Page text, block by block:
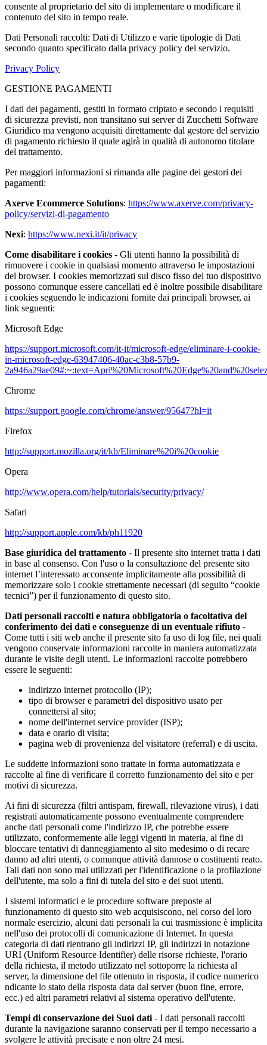
consente al proprietario del sito di implementare o modificare il
contenuto del sito in tempo reale.
Dati Personali raccolti: Dati di Utilizzo e varie tipologie di Dati
secondo quanto specificato dalla privacy policy del servizio.
Privacy Policy
GESTIONE PAGAMENTI
I dati dei pagamenti, gestiti in formato criptato e secondo i requisiti
di sicurezza previsti, non transitano sui server di Zucchetti Software
Giuridico ma vengono acquisiti direttamente dal gestore del servizio
di pagamento richiesto il quale agirà in qualità di autonomo titolare
del trattamento.
Per maggiori informazioni si rimanda alle pagine dei gestori dei
pagamenti:
Axerve Ecommerce Solutions: https://www.axerve.com/privacy-
policy/servizi-di-pagamento
Nexi: https://www.nexi.it/it/privacy
Come disabilitare i cookies - Gli utenti hanno la possibilità di
rimuovere i cookie in qualsiasi momento attraverso le impostazioni
del browser. I cookies memorizzati sul disco fisso del tuo dispositivo
possono comunque essere cancellati ed è inoltre possibile disabilitare
i cookies seguendo le indicazioni fornite dai principali browser, ai
link seguenti:
Microsoft Edge
https://support.microsoft.com/it-it/microsoft-edge/eliminare-i-cookie-
in-microsoft-edge-63947406-40ac-c3b8-57b9-
Chrome
https://support.google.com/chrome/answer/95647?hl=it
Firefox
http://support.mozilla.org/it/kb/Eliminare%20i%20cookie
Opera
http://www.opera.com/help/tutorials/security/privacy/
Safari
http://support.apple.com/kb/ph11920
Base giuridica del trattamento - Il presente sito internet tratta i dati
in base al consenso. Con l'uso o la consultazione del presente sito
internet l’interessato acconsente implicitamente alla possibilità di
memorizzare solo i cookie strettamente necessari (di seguito “cookie
tecnici”) per il funzionamento di questo sito.
Dati personali raccolti e natura obbligatoria o facoltativa del
conferimento dei dati e conseguenze di un eventuale rifiuto -
Come tutti i siti web anche il presente sito fa uso di log file, nei quali
vengono conservate informazioni raccolte in maniera automatizzata
durante le visite degli utenti. Le informazioni raccolte potrebbero
essere le seguenti:
indirizzo internet protocollo (IP);
tipo di browser e parametri del dispositivo usato per
connettersi al sito;
nome dell'internet service provider (ISP);
data e orario di visita;
pagina web di provenienza del visitatore (referral) e di uscita.
Le suddette informazioni sono trattate in forma automatizzata e
raccolte al fine di verificare il corretto funzionamento del sito e per
motivi di sicurezza.
Ai fini di sicurezza (filtri antispam, firewall, rilevazione virus), i dati
registrati automaticamente possono eventualmente comprendere
anche dati personali come l'indirizzo IP, che potrebbe essere
utilizzato, conformemente alle leggi vigenti in materia, al fine di
bloccare tentativi di danneggiamento al sito medesimo o di recare
danno ad altri utenti, o comunque attività dannose o costituenti reato.
Tali dati non sono mai utilizzati per l'identificazione o la profilazione
dell'utente, ma solo a fini di tutela del sito e dei suoi utenti.
I sistemi informatici e le procedure software preposte al
funzionamento di questo sito web acquisiscono, nel corso del loro
normale esercizio, alcuni dati personali la cui trasmissione è implicita
nell'uso dei protocolli di comunicazione di Internet. In questa
categoria di dati rientrano gli indirizzi IP, gli indirizzi in notazione
URI (Uniform Resource Identifier) delle risorse richieste, l'orario
della richiesta, il metodo utilizzato nel sottoporre la richiesta al
server, la dimensione del file ottenuto in risposta, il codice numerico
ndicante lo stato della risposta data dal server (buon fine, errore,
ecc.) ed altri parametri relativi al sistema operativo dell'utente.
Tempi di conservazione dei Suoi dati - I dati personali raccolti
durante la navigazione saranno conservati per il tempo necessario a
svolgere le attività precisate e non oltre 24 mesi.